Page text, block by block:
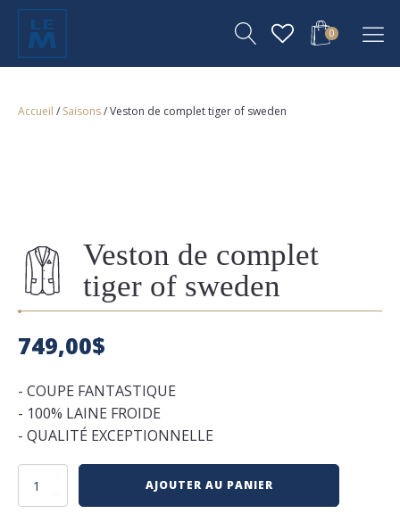
0
Accueil / Saisons/ Veston de complet tiger of sweden
Veston de complet
tiger of sweden
749,00$
- COUPE FANTASTIQUE
- 100% LAINE FROIDE
- QUALITÉ EXCEPTIONNELLE
quantité
AJOUTER AU PANIER